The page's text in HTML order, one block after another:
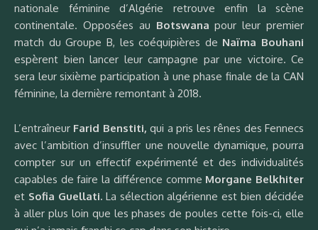
nationale féminine d’Algérie retrouve enfin la scène
continentale. Opposées au Botswana pour leur premier
match du Groupe B, les coéquipières de Naïma Bouhani
espèrent bien lancer leur campagne par une victoire. Ce
sera leur sixième participation à une phase finale de la CAN
féminine, la dernière remontant à 2018.
L’entraîneur Farid Benstiti, qui a pris les rênes des Fennecs
avec l’ambition d’insuffler une nouvelle dynamique, pourra
compter sur un effectif expérimenté et des individualités
capables de faire la différence comme Morgane Belkhiter
et Sofia Guellati.La sélection algérienne est bien décidée
à aller plus loin que les phases de poules cette fois-ci, elle